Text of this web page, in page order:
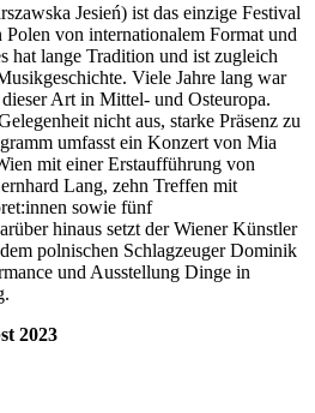
Jesień) ist das einzige Festival
von internationalem Format und
hat lange Tradition und ist zugleich
Viele Jahre lang war
Art in Mittel- und Osteuropa.
nicht aus, starke Präsenz zu
umfasst ein Konzert von Mia
mit einer Erstaufführung von
Lang, zehn Treffen mit
sowie fünf
hinaus setzt der Wiener Künstler
polnischen Schlagzeuger Dominik
und Ausstellung Dinge in
2023